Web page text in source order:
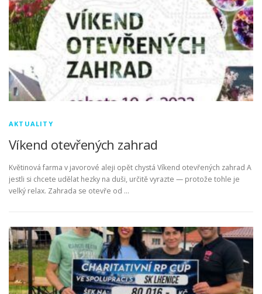
AKTUALITY
Víkend otevřených zahrad
Květinová farma v javorové aleji opět chystá Víkend otevřených zahrad A
jestli si chcete udělat hezky na duši, určitě vyrazte — protože tohle je
velký relax. Zahrada se otevře od …